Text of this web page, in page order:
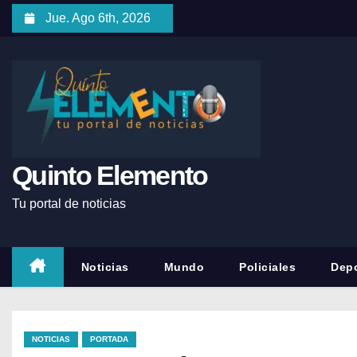
Jue. Ago 6th, 2026
Quinto Elemento
Tu portal de noticias
Noticias Mundo Policiales
NOTICIAS PORTADA